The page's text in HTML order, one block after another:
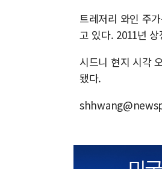
트레저리 와인 주
고 있다. 2011년
시드니 현지 시각
됐다.